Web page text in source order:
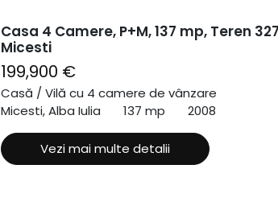
Casa 4 Camere, P+M, 137 mp, Teren
Micesti
199,900 €
Casă / Vilă cu 4 camere de vânzare
Micesti, Alba Iulia
137 mp 2008
Vezi mai multe detalii